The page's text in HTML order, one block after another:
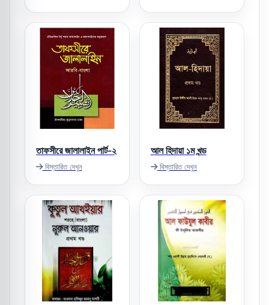
তাফসীরে জালালাইন পার্ট-২
বিস্তারিত দেখুন
আল হিদায়া ১ম খন্ড
বিস্তারিত দেখুন